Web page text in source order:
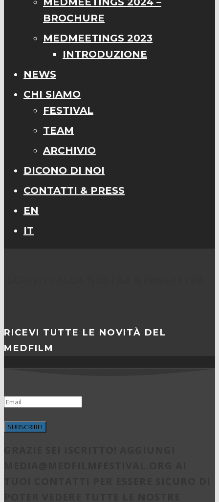
BROCHURE
MEDMEETINGS 2023
INTRODUZIONE
NEWS
CHI SIAMO
FESTIVAL
TEAM
ARCHIVIO
DICONO DI NOI
CONTATTI & PRESS
EN
IT
RICEVI TUTTE LE NOVITÀ DEL
MEDFILM
SUBSCRIBE!